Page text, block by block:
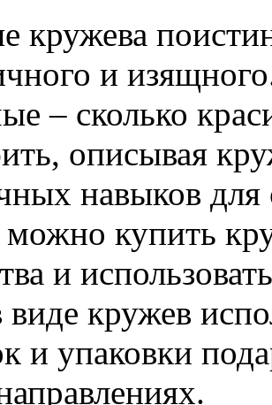
кружева
и
– сколько
описывая
навыков
купить
и
кружев
и упаковки